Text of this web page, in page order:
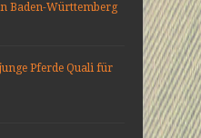
Baden-Württemberg
Pferde Quali für